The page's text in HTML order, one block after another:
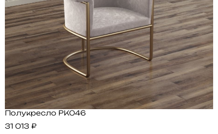
Полукресло PK046
31 013 ₽